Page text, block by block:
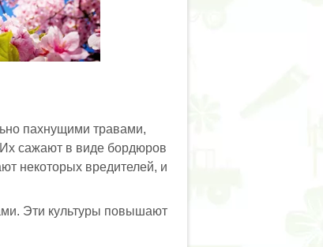
пахнущими травами,
сажают в виде бордюров
некоторых вредителей, и
Эти культуры повышают